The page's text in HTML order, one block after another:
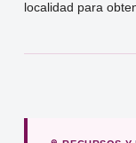
localidad para